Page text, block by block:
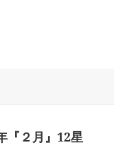
『２月』12星